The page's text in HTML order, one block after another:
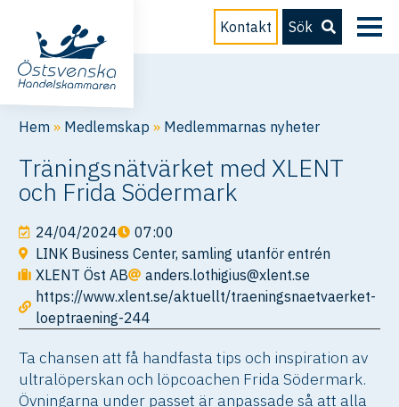
Kontakt Sök
Hem » Medlemskap » Medlemmarnas nyheter
Träningsnätvärket med XLENT
och Frida Södermark
24/04/2024
07:00
LINK Business Center, samling utanför entrén
XLENT Öst AB
anders.lothigius@xlent.se
https://www.xlent.se/aktuellt/traeningsnaetvaerket-
loeptraening-244
Ta chansen att få handfasta tips och inspiration av
ultralöperskan och löpcoachen Frida Södermark.
Övningarna under passet är anpassade så att alla